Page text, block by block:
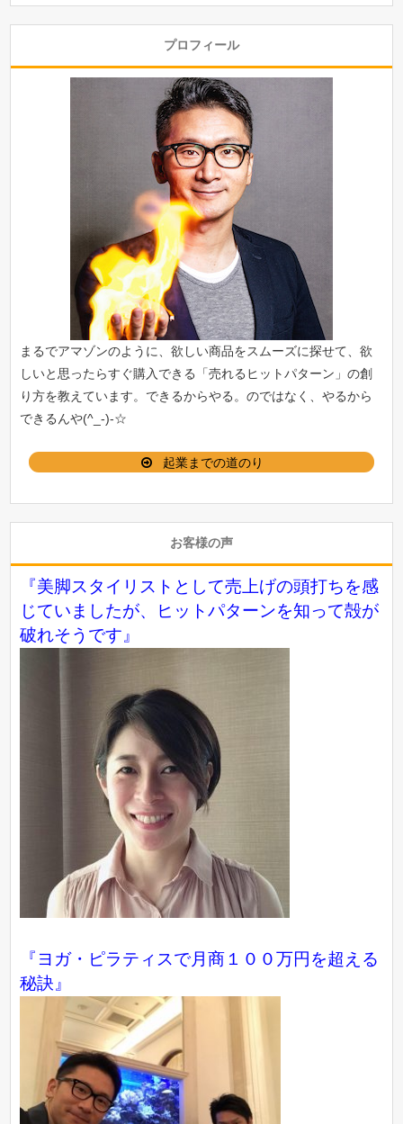
プロフィール
まるでアマゾンのように、欲しい商品をスムーズに探せて、欲
しいと思ったらすぐ購入できる「売れるヒットパターン 」の創
り方を教えています。できるからやる。のではなく、やるから
できるんや(^_-)-☆
起業までの道のり
お客様の声
『美脚スタイリストとして売上げの頭打ちを感
じていましたが、ヒットパターンを知って殻が
破れそうです』
『ヨガ・ピラティスで月商１００万円を超える
秘訣』